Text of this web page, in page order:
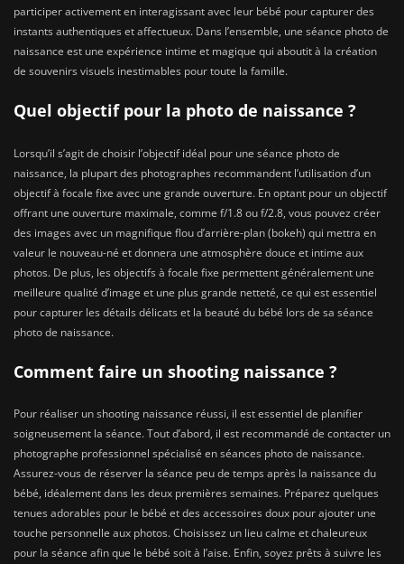
participer activement en interagissant avec leur bébé pour capturer des
instants authentiques et affectueux. Dans l’ensemble, une séance photo de
naissance est une expérience intime et magique qui aboutit à la création
de souvenirs visuels inestimables pour toute la famille.
Quel objectif pour la photo de naissance ?
Lorsqu’il s’agit de choisir l’objectif idéal pour une séance photo de
naissance, la plupart des photographes recommandent l’utilisation d’un
objectif à focale fixe avec une grande ouverture. En optant pour un objectif
offrant une ouverture maximale, comme f/1.8 ou f/2.8, vous pouvez créer
des images avec un magnifique flou d’arrière-plan (bokeh) qui mettra en
valeur le nouveau-né et donnera une atmosphère douce et intime aux
photos. De plus, les objectifs à focale fixe permettent généralement une
meilleure qualité d’image et une plus grande netteté, ce qui est essentiel
pour capturer les détails délicats et la beauté du bébé lors de sa séance
photo de naissance.
Comment faire un shooting naissance ?
Pour réaliser un shooting naissance réussi, il est essentiel de planifier
soigneusement la séance. Tout d’abord, il est recommandé de contacter un
photographe professionnel spécialisé en séances photo de naissance.
Assurez-vous de réserver la séance peu de temps après la naissance du
bébé, idéalement dans les deux premières semaines. Préparez quelques
tenues adorables pour le bébé et des accessoires doux pour ajouter une
touche personnelle aux photos. Choisissez un lieu calme et chaleureux
pour la séance afin que le bébé soit à l’aise. Enfin, soyez prêts à suivre les